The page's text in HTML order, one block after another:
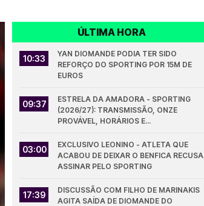
ÚLTIMA HORA
10:33
YAN DIOMANDE PODIA TER SIDO
REFORÇO DO SPORTING POR 15M DE
EUROS
09:37
ESTRELA DA AMADORA - SPORTING
(2026/27): TRANSMISSÃO, ONZE
PROVÁVEL, HORÁRIOS E...
03:00
EXCLUSIVO LEONINO - ATLETA QUE
ACABOU DE DEIXAR O BENFICA RECUSA
ASSINAR PELO SPORTING
17:39
DISCUSSÃO COM FILHO DE MARINAKIS
AGITA SAÍDA DE DIOMANDE DO